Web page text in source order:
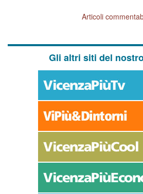
Articoli
Gli altri siti del